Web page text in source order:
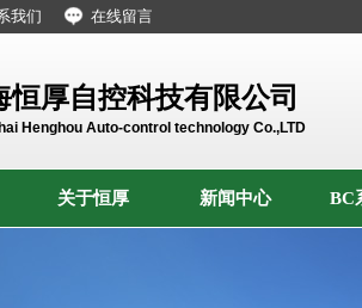
在线留言
我们
恒厚自控科技有限公司
Henghou Auto-control technology Co.,LTD
关于恒厚 新闻中心 BC